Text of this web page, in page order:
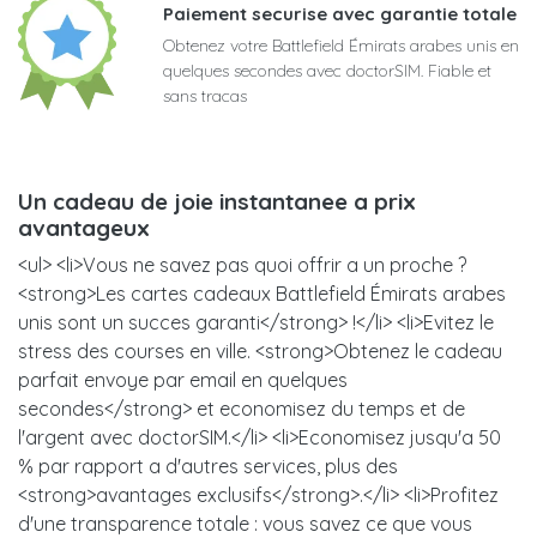
Paiement securise avec garantie totale
Obtenez votre Battlefield Émirats arabes unis en
quelques secondes avec doctorSIM. Fiable et
sans tracas
Un cadeau de joie instantanee a prix
avantageux
<ul> <li>Vous ne savez pas quoi offrir a un proche ?
<strong>Les cartes cadeaux Battlefield Émirats arabes
unis sont un succes garanti</strong> !</li> <li>Evitez le
stress des courses en ville. <strong>Obtenez le cadeau
parfait envoye par email en quelques
secondes</strong> et economisez du temps et de
l'argent avec doctorSIM.</li> <li>Economisez jusqu'a 50
% par rapport a d'autres services, plus des
<strong>avantages exclusifs</strong>.</li> <li>Profitez
d'une transparence totale : vous savez ce que vous